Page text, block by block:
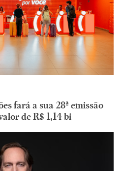
fará a sua 28ª emissão
de R$ 1,14 bi